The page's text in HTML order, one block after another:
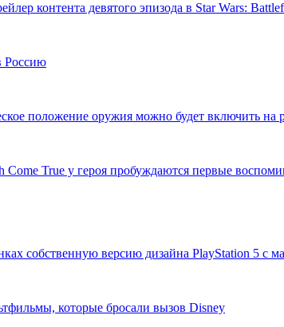
контента девятого эпизода в Star Wars:
Россию
положение оружия можно будет включить на
Come True у героя пробуждаются первые
собственную версию дизайна PlayStation 5 с
которые бросали вызов Disney